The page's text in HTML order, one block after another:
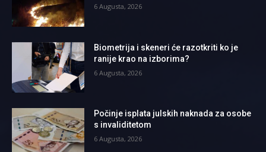
6 Augusta, 2026
Biometrija i skeneri će razotkriti ko je
ranije krao na izborima?
6 Augusta, 2026
Počinje isplata julskih naknada za osobe
s invaliditetom
6 Augusta, 2026